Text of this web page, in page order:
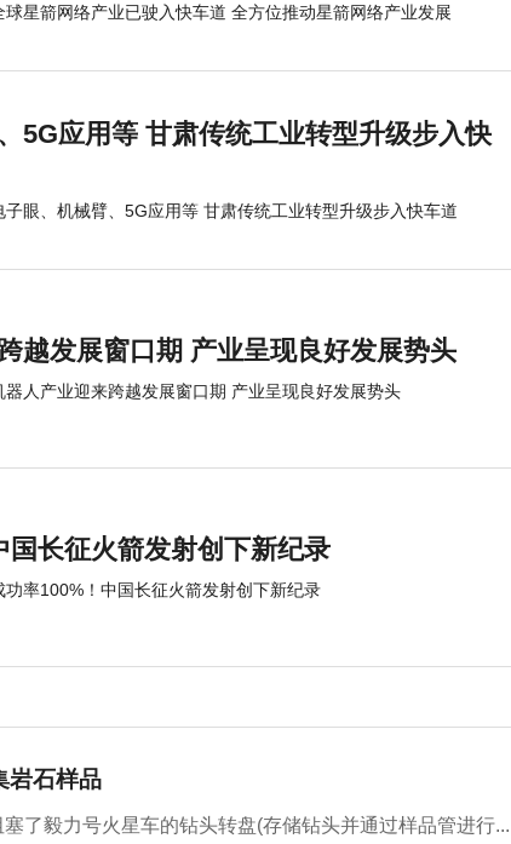
球星箭网络产业已驶入快车道 全方位推动星箭网络产业发展
5G应用等 甘肃传统工业转型升级步入快
子眼、机械臂、5G应用等 甘肃传统工业转型升级步入快车道
越发展窗口期 产业呈现良好发展势头
器人产业迎来跨越发展窗口期 产业呈现良好发展势头
国长征火箭发射创下新纪录
功率100%！中国长征火箭发射创下新纪录
岩石样品
了毅力号火星车的钻头转盘(存储钻头并通过样品管进行...